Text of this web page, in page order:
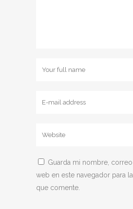
Guarda mi nombre,
web en este navegador para
que comente.